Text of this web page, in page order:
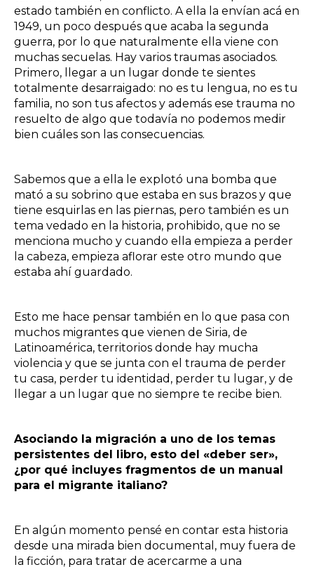
estado también en conflicto. A ella la envían acá en
1949, un poco después que acaba la segunda
guerra, por lo que naturalmente ella viene con
muchas secuelas. Hay varios traumas asociados.
Primero, llegar a un lugar donde te sientes
totalmente desarraigado: no es tu lengua, no es tu
familia, no son tus afectos y además ese trauma no
resuelto de algo que todavía no podemos medir
bien cuáles son las consecuencias.
Sabemos que a ella le explotó una bomba que
mató a su sobrino que estaba en sus brazos y que
tiene esquirlas en las piernas, pero también es un
tema vedado en la historia, prohibido, que no se
menciona mucho y cuando ella empieza a perder
la cabeza, empieza aflorar este otro mundo que
estaba ahí guardado.
Esto me hace pensar también en lo que pasa con
muchos migrantes que vienen de Siria, de
Latinoamérica, territorios donde hay mucha
violencia y que se junta con el trauma de perder
tu casa, perder tu identidad, perder tu lugar, y de
llegar a un lugar que no siempre te recibe bien.
Asociando la migración a uno de los temas
persistentes del libro, esto del «deber ser»,
¿por qué incluyes fragmentos de un manual
para el migrante italiano?
En algún momento pensé en contar esta historia
desde una mirada bien documental, muy fuera de
la ficción, para tratar de acercarme a una